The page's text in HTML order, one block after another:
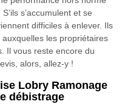
s’accumulent et se
difficiles à enlever. Ils
les propriétaires
Il vous reste encore du
alors, allez-y !
Lobry Ramonage
débistrage